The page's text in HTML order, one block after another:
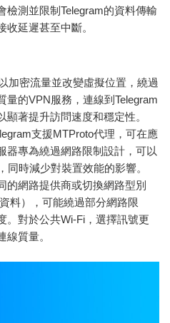
檢測並限制Telegram的資料傳輸
延遲甚至中斷。
加密流量並改變虛擬位置，繞過
量的VPN服務，連線到Telegram
著提升訪問速度和穩定性。
支援MTProto代理，可在應
器專為繞過網路限制設計，可以
同時減少對裝置效能的影響。
的網路提供商或切換網路型別
料），可能繞過部分網路限
。對於公共Wi-Fi，選擇訊號更
質量。